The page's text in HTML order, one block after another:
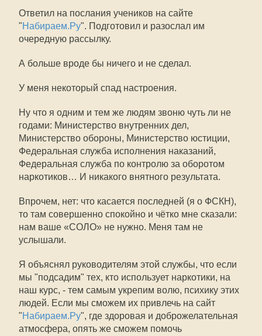
Ответил на послания учеников на сайте
"Набираем.Ру". Подготовил и разослал им
очередную рассылку.
А больше вроде бы ничего и не сделал.
У меня некоторый спад настроения.
Ну что я одним и тем же людям звоню чуть ли не
годами: Министерство внутренних дел,
Министерство обороны, Министерство юстиции,
Федеральная служба исполнения наказаний,
Федеральная служба по контролю за оборотом
наркотиков… И никакого внятного результата.
Впрочем, нет: что касается последней (я о ФСКН),
то там совершенно спокойно и чётко мне сказали:
нам ваше «СОЛО» не нужно. Меня там не
услышали.
Я объяснял руководителям этой службы, что если
мы "подсадим" тех, кто использует наркотики, на
наш курс, - тем самым укрепим волю, психику этих
людей. Если мы сможем их привлечь на сайт
"Набираем.Ру", где здоровая и доброжелательная
атмосфера, опять же сможем помочь